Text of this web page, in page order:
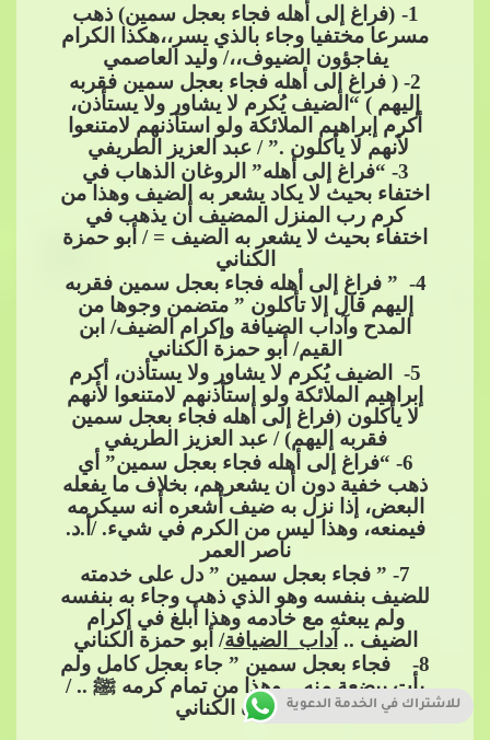
1
- (فراغ إلى أهله فجاء بعجل سمين) ذهب
مسرعا مختفيا وجاء بالذي يسر،،هكذا الكرام
يفاجؤون الضيوف،،/ وليد العاصمي
2- ( فراغ إلى أهله فجاء بعجل سمين فقربه
إليهم ) “الضيف يُكرم لا يشاور ولا يستأذن،
أكرم إبراهيم الملائكة ولو استأذنهم لامتنعوا
لأنهم لا يأكلون .” / عبد العزيز الطريفي
3- “فراغ إلى أهله” الروغان الذهاب في
اختفاء بحيث لا يكاد يشعر به الضيف وهذا من
كرم رب المنزل المضيف أن يذهب في
اختفاء بحيث لا يشعر به الضيف = / أبو حمزة
الكناني
4- ” فراغ إلى أهله فجاء بعجل سمين فقربه
إليهم قال إلا تأكلون ” متضمن وجوها من
المدح وآداب الضيافة وإكرام الضيف/ ابن
القيم/ أبو حمزة الكناني
5- الضيف يُكرم لا يشاور ولا يستأذن، أكرم
إبراهيم الملائكة ولو استأذنهم لامتنعوا لأنهم
لا يأكلون (فراغ إلى أهله فجاء بعجل سمين
فقربه إليهم) / عبد العزيز الطريفي
6- “فراغ إلى أهله فجاء بعجل سمين” أي
ذهب خفية دون أن يشعرهم، بخلاف ما يفعله
البعض، إذا نزل​​به ضيف أشعره أنه سيكرمه
فيمنعه، وهذا ليس من الكرم في شيء. /أ.د.
ناصر العمر
7- ” فجاء بعجل سمين ” دل على خدمته
للضيف بنفسه وهو الذي ذهب وجاء به بنفسه
ولم يبعثه مع خادمه وهذا أبلغ في إكرام
الضيف .. آداب_الضيافة/ أبو حمزة الكناني
8- فجاء بعجل سمين ” جاء بعجل كامل ولم
يأت ببضعة منه .. وهذا من تمام كرمه ﷺ .. /
أبو حمزة الكنانيللاشتراك في الخدمة الدعوية